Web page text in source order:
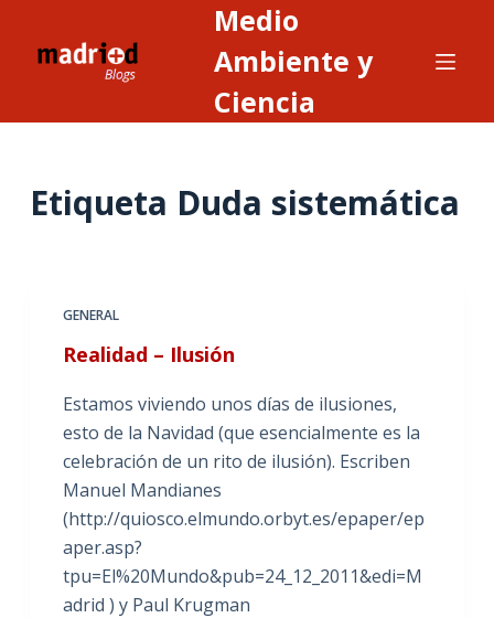
Medio
Ambiente y
Ciencia
Etiqueta Duda sistemática
GENERAL
Realidad – Ilusión
Estamos viviendo unos días de ilusiones,
esto de la Navidad (que esencialmente es la
celebración de un rito de ilusión). Escriben
Manuel Mandianes
(http://quiosco.elmundo.orbyt.es/epaper/ep
aper.asp?
tpu=El%20Mundo&pub=24_12_2011&edi=M
adrid ) y Paul Krugman